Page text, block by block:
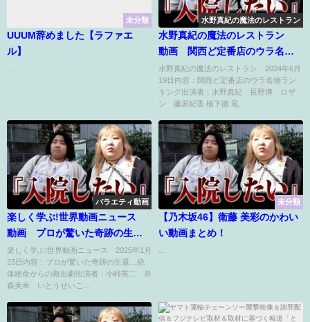
未分類
UUUM辞めました【ラファエ
ル】
水野真紀の魔法のレストラン
水野真紀の魔法のレストラン
動画 関西ど定番店のウラ名物
ランキング 6月19日
水野真紀の魔法のレストラン 2024年6月
19日内容：関西ど定番店のウラ名物ラン
キング出演者：水野真紀 長野博 ロザ
ン 藤原紀香 橋下徹 尾...
バラエティ動画
楽しく学ぶ!世界動画ニュース
動画 プロが驚いた奇跡の生還
救出劇 1月23日
楽しく学ぶ!世界動画ニュース 2025年1月
23日内容：プロが驚いた奇跡の生還…絶
体絶命からの救出劇出演者：小峠英二 井
森美幸 いとうせいこ...
未分類
【乃木坂46】衛藤 美彩のかわい
い動画まとめ！